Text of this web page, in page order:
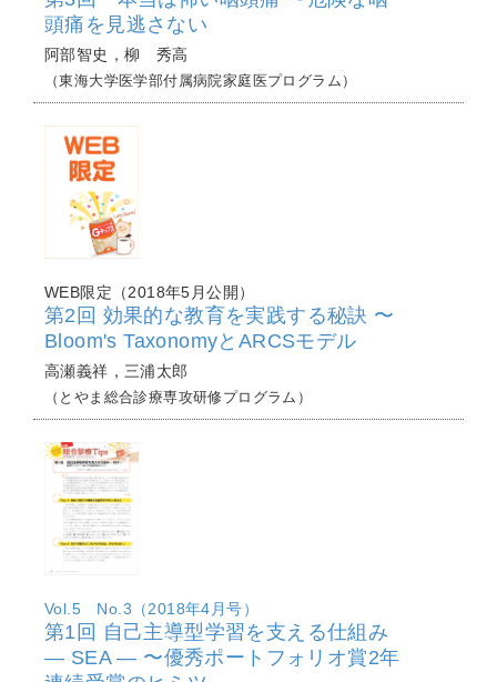
頭痛を見逃さない
阿部智史，柳 秀高
（東海大学医学部付属病院家庭医プログラム）
WEB限定（2018年5月公開）
第2回 効果的な教育を実践する秘訣 〜
Bloom's TaxonomyとARCSモデル
高瀬義祥，三浦太郎
（とやま総合診療専攻研修プログラム）
Vol.5 No.3（2018年4月号）
第1回 自己主導型学習を支える仕組み
― SEA ― 〜優秀ポートフォリオ賞2年